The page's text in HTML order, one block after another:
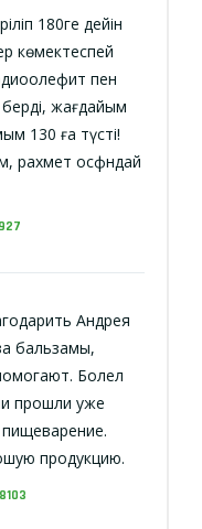
180ге дейін
көмектеспей
пен
жағдайым
130 ға түсті!
рахмет осфндай
Андрея
бальзамы,
Болел
прошли уже
продукцию.